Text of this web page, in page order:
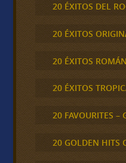
20 ÉXITOS DEL
20 ÉXITOS
20 ÉXITOS
20 ÉXITOS
20 FAVOURITES –
20 GOLDEN HITS